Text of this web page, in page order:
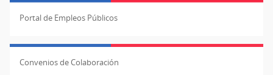
Portal de Empleos Públicos
Convenios de Colaboración